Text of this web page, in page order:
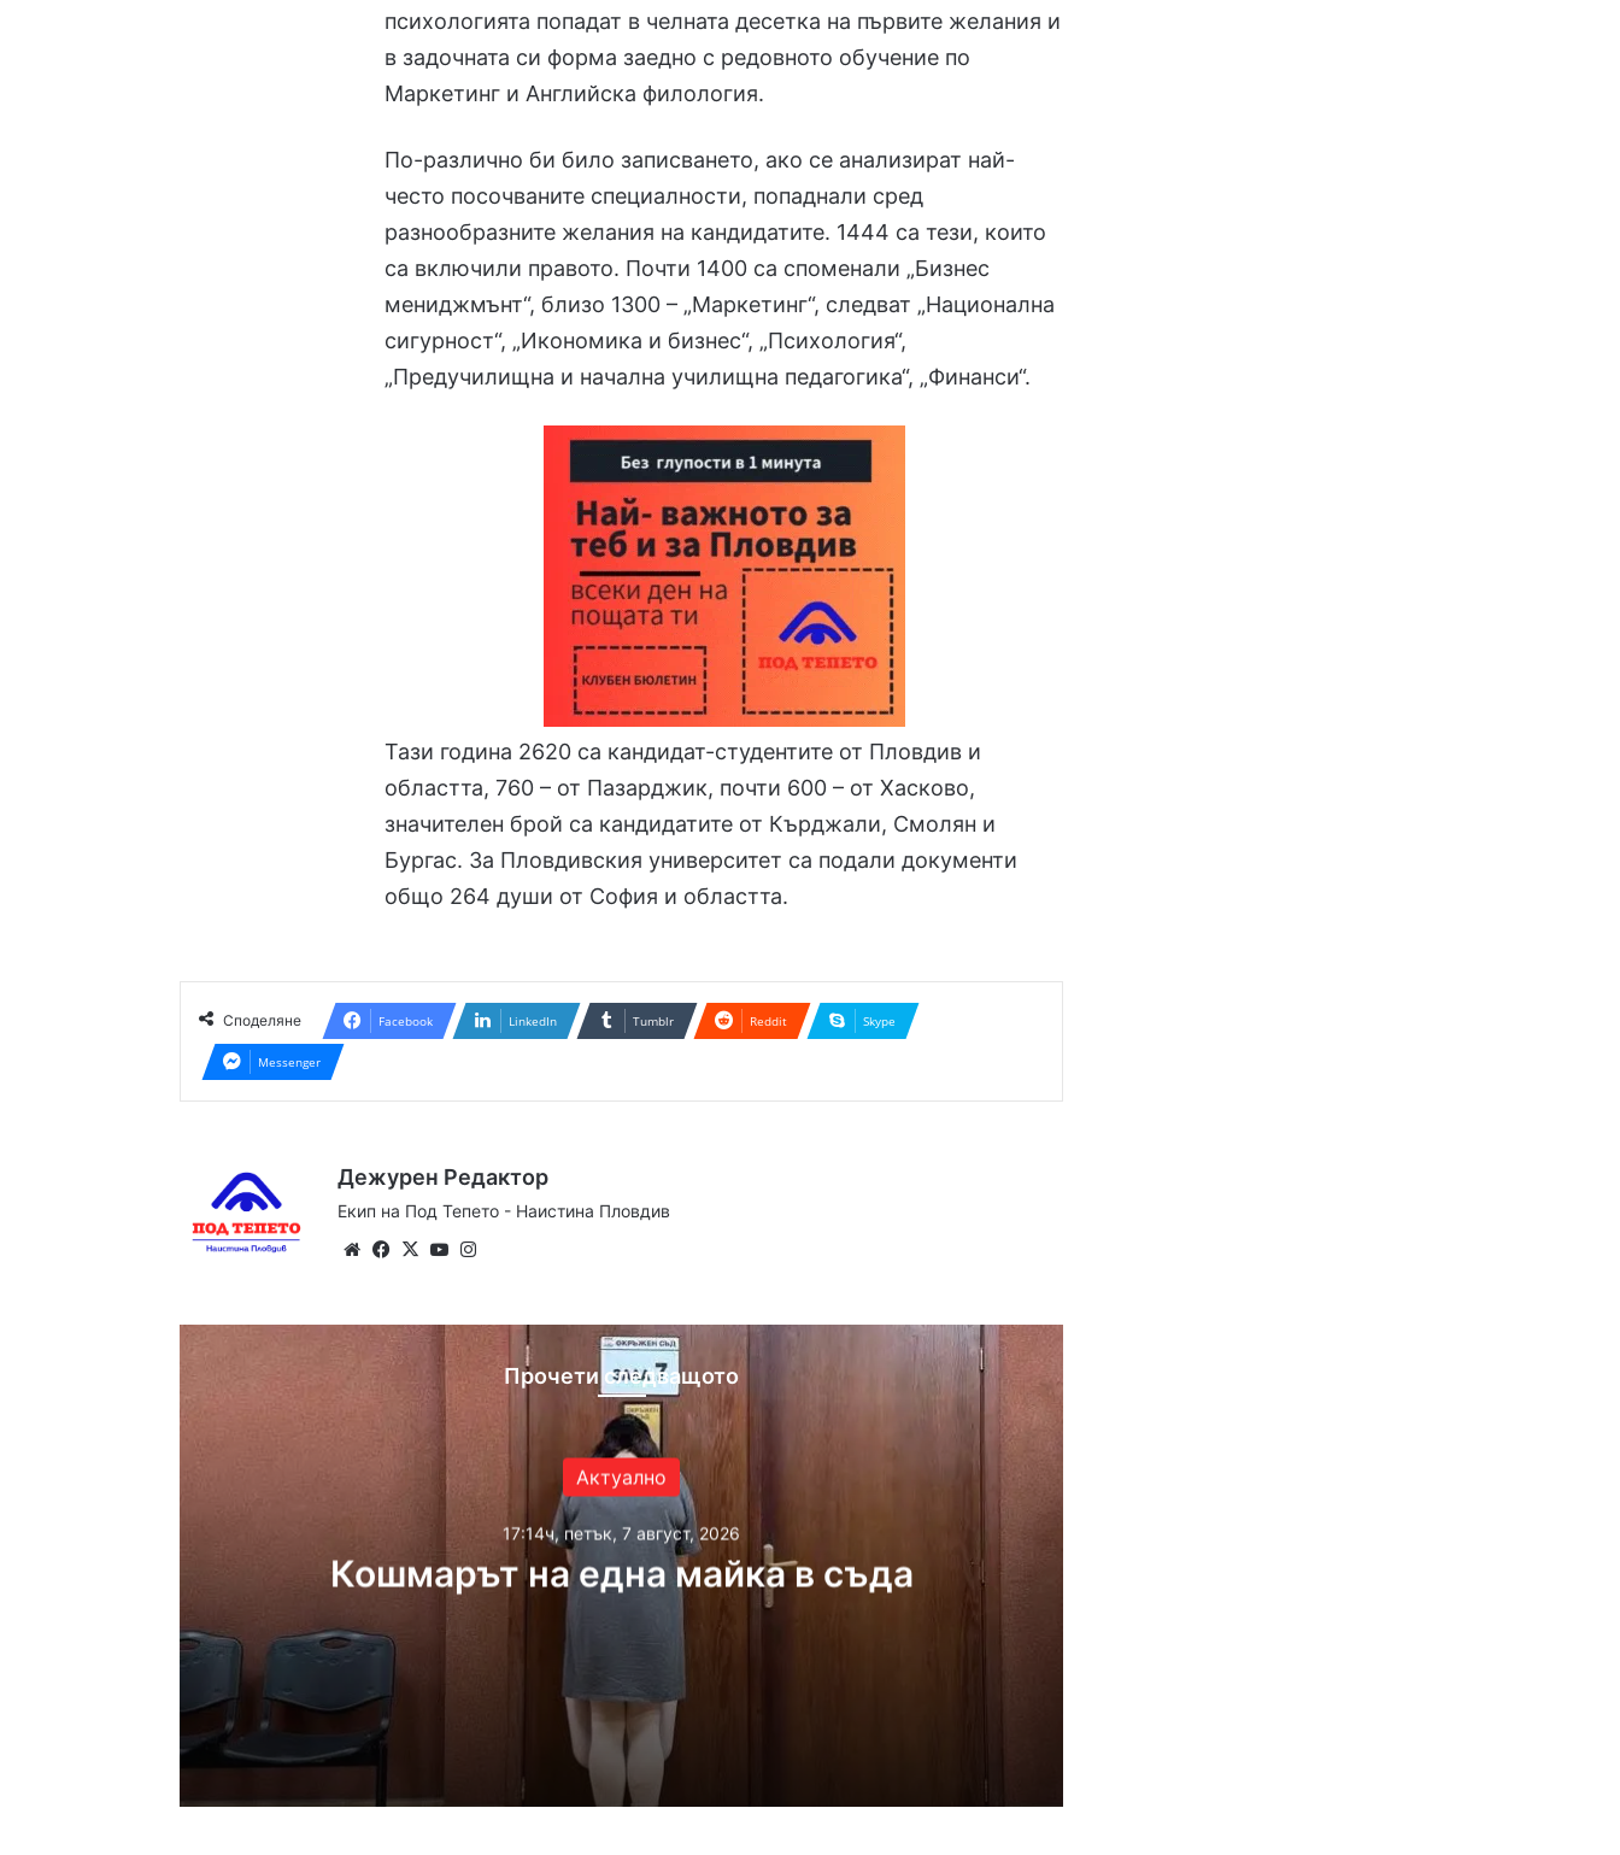
психологията попадат в челната десетка на първите желания и
в задочната си форма заедно с редовното обучение по
Маркетинг и Английска филология.
По-различно би било записването, ако се анализират най-
често посочваните специалности, попаднали сред
разнообразните желания на кандидатите. 1444 са тези, които
са включили правото. Почти 1400 са споменали „Бизнес
мениджмънт“, близо 1300 – „Маркетинг“, следват „Национална
сигурност“, „Икономика и бизнес“, „Психология“,
„Предучилищна и начална училищна педагогика“, „Финанси“.
Тази година 2620 са кандидат-студентите от Пловдив и
областта, 760 – от Пазарджик, почти 600 – от Хасково,
значителен брой са кандидатите от Кърджали, Смолян и
Бургас. За Пловдивския университет са подали документи
общо 264 души от София и областта.
Споделяне Facebook LinkedIn Tumblr Reddit Skype
Messenger
Дежурен Редактор
Екип на Под Тепето - Наистина Пловдив
WebsiteFacebook
X YouTube
Прочети следващото
Актуално
17:14ч, петък, 7 август, 2026
Кошмарът на една майка в съда
17:14ч, петък, 7 август, 2026
Кошмарът на една майка в съда